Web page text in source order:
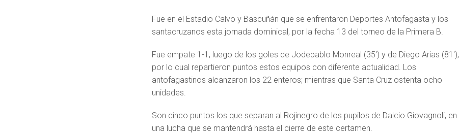
Fue en el Estadio Calvo y Bascuñán que se enfrentaron Deportes Antofagasta y los
santacruzanos esta jornada dominical, por la fecha 13 del torneo de la Primera B.
Fue empate 1-1, luego de los goles de Jodepablo Monreal (35′) y de Diego Arias (81′),
por lo cual repartieron puntos estos equipos con diferente actualidad. Los
antofagastinos alcanzaron los 22 enteros; mientras que Santa Cruz ostenta ocho
unidades.
Son cinco puntos los que separan al Rojinegro de los pupilos de Dalcio Giovagnoli, en
una lucha que se mantendrá hasta el cierre de este certamen.